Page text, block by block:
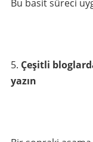
Bu basit süreci
Çeşitli
yazın